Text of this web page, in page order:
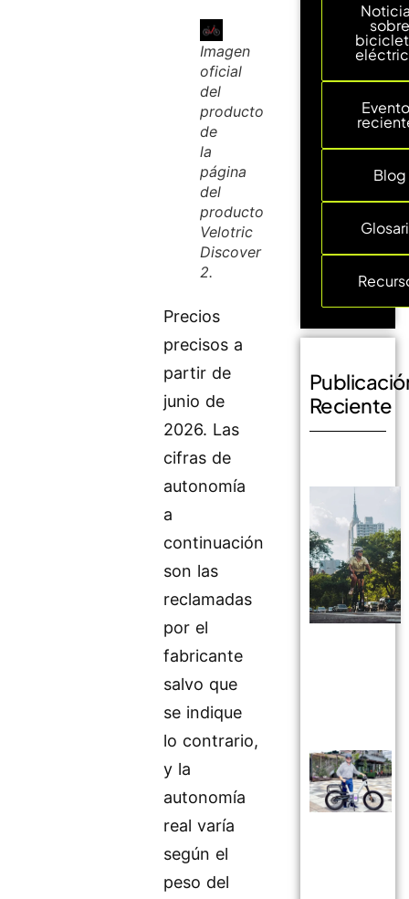
Imagen
oficial
del
producto
de
la
página
del
producto
Velotric
Discover
2.
Precios
precisos a
partir de
junio de
2026. Las
cifras de
autonomía
a
continuación
son las
reclamadas
por el
fabricante
salvo que
se indique
lo contrario,
y la
autonomía
real varía
según el
peso del
sobre
Blog
Reciente